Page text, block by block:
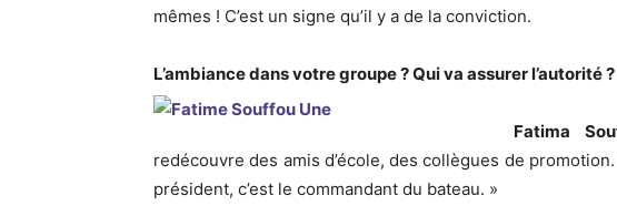
mêmes ! C’est un signe qu’il y a de la conviction.
L’ambiance dans votre groupe ? Qui va assurer l’autorité ?
Fatima
redécouvre des amis d’école, des collègues de
président, c’est le commandant du bateau. »